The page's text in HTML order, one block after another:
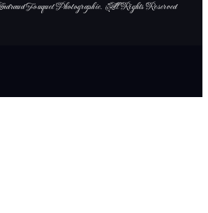
Fouquet Photographie. All Rights Reserved